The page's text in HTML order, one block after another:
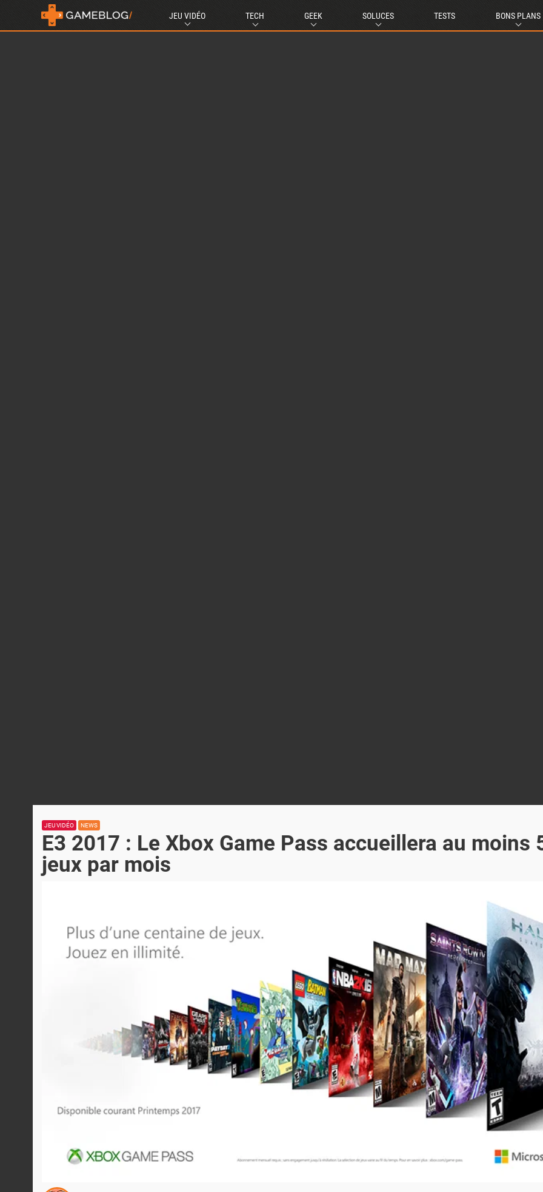
JEU VIDÉO TECH GEEK SOLUCES TESTS BONS PLANS
JEU VIDÉO NEWS
E3 2017 : Le Xbox Game Pass accueillera au moins
jeux par mois